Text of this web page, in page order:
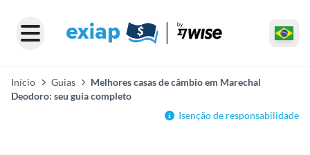
Início Guias
Melhores casas de câmbio em Marechal
Deodoro: seu guia completo
Isenção de responsabilidade